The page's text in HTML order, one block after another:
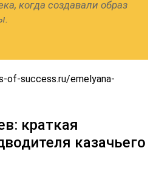
когда создавали образ
of-success.ru/emelyana-
краткая
казачьего